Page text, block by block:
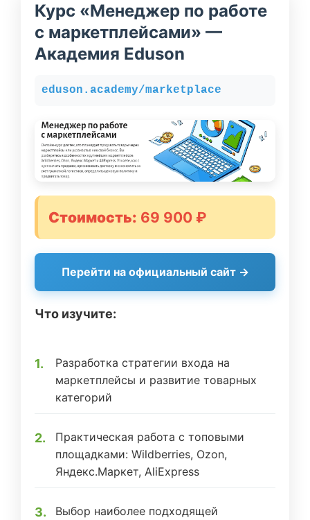
Курс «Менеджер по работе
с маркетплейсами» —
Академия Eduson
eduson.academy/marketplace
Стоимость: 69 900 ₽
Перейти на официальный сайт →
Что изучите:
Разработка стратегии входа на
маркетплейсы и развитие товарных
категорий
Практическая работа с топовыми
площадками: Wildberries, Ozon,
Яндекс.Маркет, AliExpress
Выбор наиболее подходящей